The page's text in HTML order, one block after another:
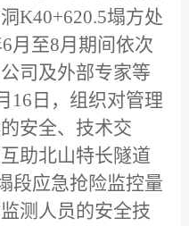
K40+620.5塌方处
月至8月期间依次
司及外部专家等
16日，组织对管理
安全、技术交
助北山特长隧道
段应急抢险监控量
测人员的安全技